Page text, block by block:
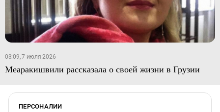
03:09, 7 июля 2026
Меаракишвили рассказала о своей жизни в Грузии
ПЕРСОНАЛИИ